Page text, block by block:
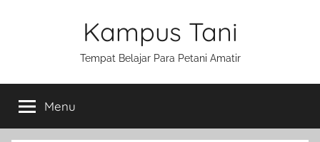
Kampus Tani
Tempat Belajar Para Petani Amatir
Menu